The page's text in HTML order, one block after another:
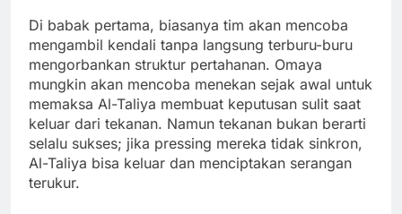
Di babak pertama, biasanya tim akan mencoba
mengambil kendali tanpa langsung terburu-buru
mengorbankan struktur pertahanan. Omaya
mungkin akan mencoba menekan sejak awal untuk
memaksa Al-Taliya membuat keputusan sulit saat
keluar dari tekanan. Namun tekanan bukan berarti
selalu sukses; jika pressing mereka tidak sinkron,
Al-Taliya bisa keluar dan menciptakan serangan
terukur.